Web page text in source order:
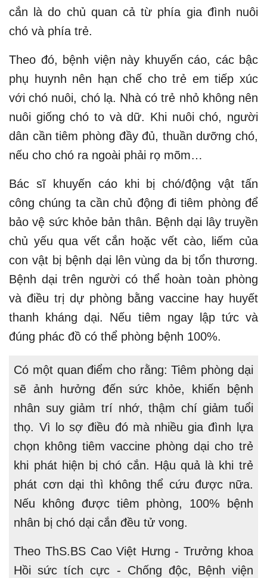
cắn là do chủ quan cả từ phía gia đình nuôi
chó và phía trẻ.
Theo đó, bệnh viện này khuyến cáo, các bậc
phụ huynh nên hạn chế cho trẻ em tiếp xúc
với chó nuôi, chó lạ. Nhà có trẻ nhỏ không nên
nuôi giống chó to và dữ. Khi nuôi chó, người
dân cần tiêm phòng đầy đủ, thuần dưỡng chó,
nếu cho chó ra ngoài phải rọ mõm…
Bác sĩ khuyến cáo khi bị chó/động vật tấn
công chúng ta cần chủ động đi tiêm phòng để
bảo vệ sức khỏe bản thân. Bệnh dại lây truyền
chủ yếu qua vết cắn hoặc vết cào, liếm của
con vật bị bệnh dại lên vùng da bị tổn thương.
Bệnh dại trên người có thể hoàn toàn phòng
và điều trị dự phòng bằng vaccine hay huyết
thanh kháng dại. Nếu tiêm ngay lập tức và
đúng phác đồ có thể phòng bệnh 100%.
Có một quan điểm cho rằng: Tiêm phòng dại
sẽ ảnh hưởng đến sức khỏe, khiến bệnh
nhân suy giảm trí nhớ, thậm chí giảm tuổi
thọ. Vì lo sợ điều đó mà nhiều gia đình lựa
chọn không tiêm vaccine phòng dại cho trẻ
khi phát hiện bị chó cắn. Hậu quả là khi trẻ
phát cơn dại thì không thể cứu được nữa.
Nếu không được tiêm phòng, 100% bệnh
nhân bị chó dại cắn đều tử vong.
Theo ThS.BS Cao Việt Hưng - Trưởng khoa
Hồi sức tích cực - Chống độc, Bệnh viện